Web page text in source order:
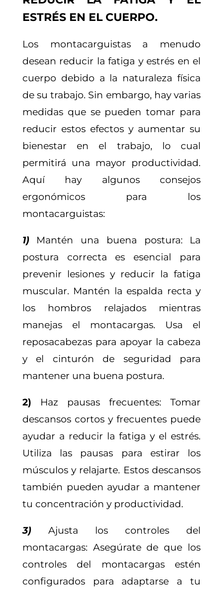
ESTRÉS EN EL CUERPO.
Los montacarguistas a menudo
desean reducir la fatiga y estrés en el
cuerpo debido a la naturaleza física
de su trabajo. Sin embargo, hay varias
medidas que se pueden tomar para
reducir estos efectos y aumentar su
bienestar en el trabajo, lo cual
permitirá una mayor productividad.
Aquí hay algunos consejos
ergonómicos para los
montacarguistas:
1)
Mantén una buena postura: La
postura correcta es esencial para
prevenir lesiones y reducir la fatiga
muscular. Mantén la espalda recta y
los hombros relajados mientras
manejas el montacargas. Usa el
reposacabezas para apoyar la cabeza
y el cinturón de seguridad para
mantener una buena postura.
2) Haz pausas frecuentes: Tomar
descansos cortos y frecuentes puede
ayudar a reducir la fatiga y el estrés.
Utiliza las pausas para estirar los
músculos y relajarte. Estos descansos
también pueden ayudar a mantener
tu concentración y productividad.
3)Ajusta los controles del
montacargas: Asegúrate de que los
controles del montacargas estén
configurados para adaptarse a tu